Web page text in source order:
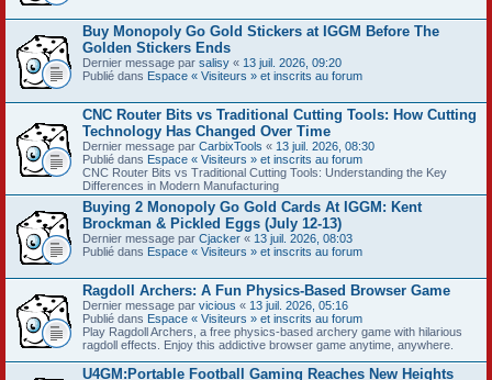
Buy Monopoly Go Gold Stickers at IGGM Before The
Golden Stickers Ends
Dernier message par salisy « 13 juil. 2026, 09:20
Publié dans Espace « Visiteurs » et inscrits au forum
CNC Router Bits vs Traditional Cutting Tools: How Cutting
Technology Has Changed Over Time
Dernier message par CarbixTools « 13 juil. 2026, 08:30
Publié dans Espace « Visiteurs » et inscrits au forum
CNC Router Bits vs Traditional Cutting Tools: Understanding the Key
Differences in Modern Manufacturing
Buying 2 Monopoly Go Gold Cards At IGGM: Kent
Brockman & Pickled Eggs (July 12-13)
Dernier message par Cjacker « 13 juil. 2026, 08:03
Publié dans Espace « Visiteurs » et inscrits au forum
Ragdoll Archers: A Fun Physics-Based Browser Game
Dernier message par vicious « 13 juil. 2026, 05:16
Publié dans Espace « Visiteurs » et inscrits au forum
Play Ragdoll Archers, a free physics-based archery game with hilarious
ragdoll effects. Enjoy this addictive browser game anytime, anywhere.
U4GM:Portable Football Gaming Reaches New Heights